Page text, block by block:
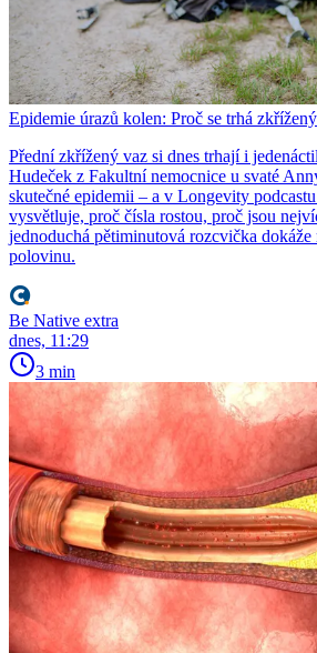
Epidemie úrazů kolen: Proč se trhá
Přední zkřížený vaz si dnes trhají i
Hudeček z Fakultní nemocnice u svaté
skutečné epidemii – a v Longevity
vysvětluje, proč čísla rostou, proč jsou
jednoduchá pětiminutová rozcvička
polovinu.
Be Native extra
dnes, 11:29
3 min